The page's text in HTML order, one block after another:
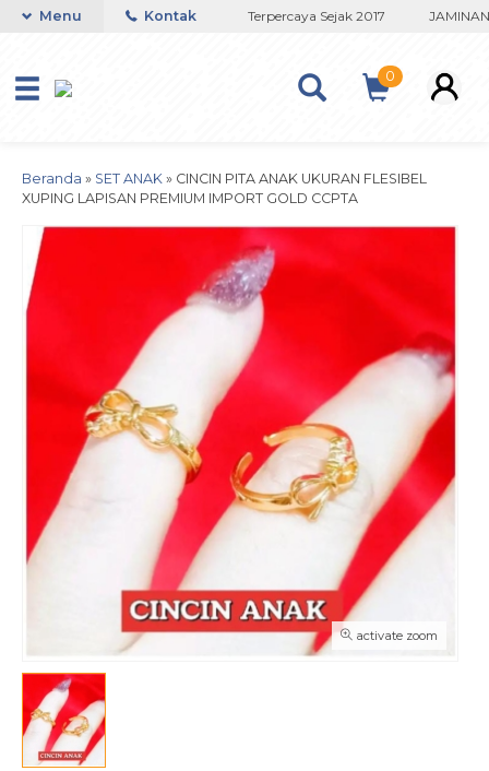
Lapisan Emas Terbaik Terpercaya Sejak 2017 JAMINAN
Menu Kontak
0
Beranda » SET ANAK » CINCIN PITA ANAK UKURAN FLESIBEL
XUPING LAPISAN PREMIUM IMPORT GOLD CCPTA
activate zoom